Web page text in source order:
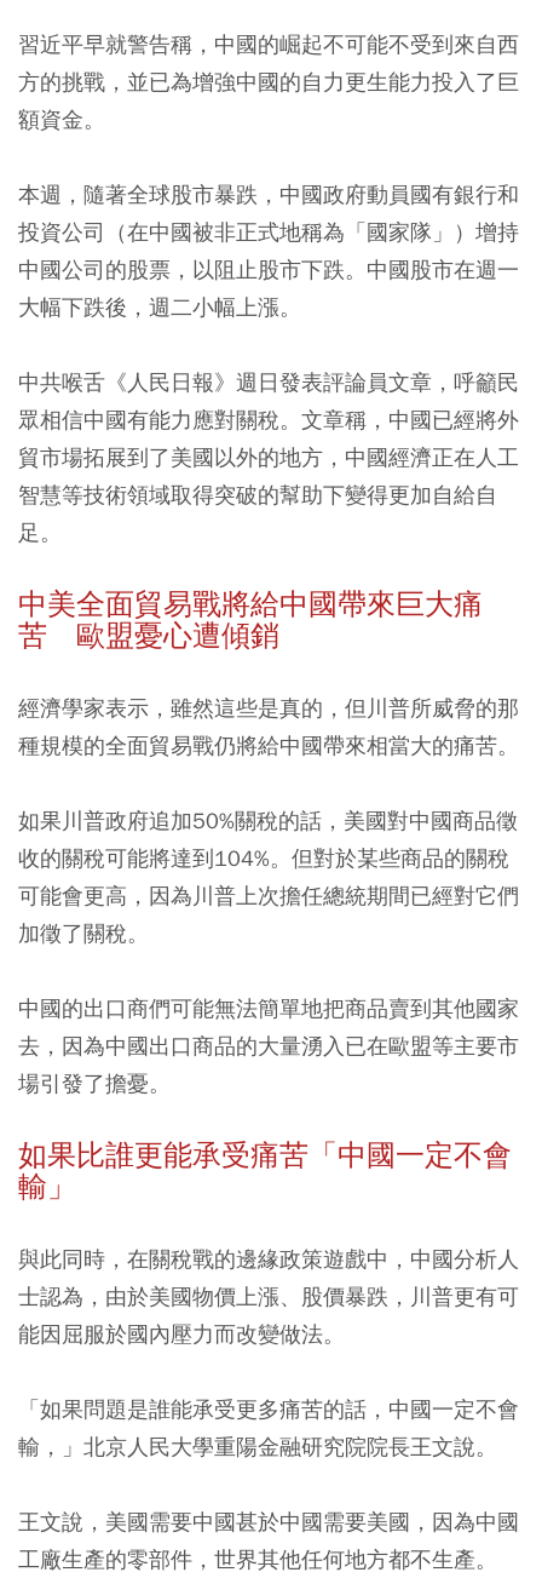
習近平早就警告稱，中國的崛起不可能不受到來自西
方的挑戰，並已為增強中國的自力更生能力投入了巨
額資金。
本週，隨著全球股市暴跌，中國政府動員國有銀行和
投資公司（在中國被非正式地稱為「國家隊」）增持
中國公司的股票，以阻止股市下跌。中國股市在週一
大幅下跌後，週二小幅上漲。
中共喉舌《人民日報》週日發表評論員文章，呼籲民
眾相信中國有能力應對關稅。文章稱，中國已經將外
貿市場拓展到了美國以外的地方，中國經濟正在人工
智慧等技術領域取得突破的幫助下變得更加自給自
足。
中美全面貿易戰將給中國帶來巨大痛
苦 歐盟憂心遭傾銷
經濟學家表示，雖然這些是真的，但川普所威脅的那
種規模的全面貿易戰仍將給中國帶來相當大的痛苦。
如果川普政府追加50%關稅的話，美國對中國商品徵
收的關稅可能將達到104%。但對於某些商品的關稅
可能會更高，因為川普上次擔任總統期間已經對它們
加徵了關稅。
中國的出口商們可能無法簡單地把商品賣到其他國家
去，因為中國出口商品的大量湧入已在歐盟等主要市
場引發了擔憂。
如果比誰更能承受痛苦「中國一定不會
輸」
與此同時，在關稅戰的邊緣政策遊戲中，中國分析人
士認為， 由於美國物價上漲、股價暴跌，川普更有可
能因屈服於國內壓力而改變做法。
「如果問題是誰能承受更多痛苦的話，中國一定不會
輸，」 北京人民大學重陽金融研究院院長王文說。
王文說，美國需要中國甚於中國需要美國，因為中國
工廠生產的零部件，世界其他任何地方都不生產。